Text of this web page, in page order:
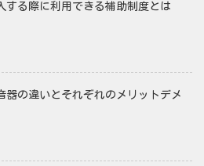
する際に利用できる補助制度とは
器の違いとそれぞれのメリットデメ